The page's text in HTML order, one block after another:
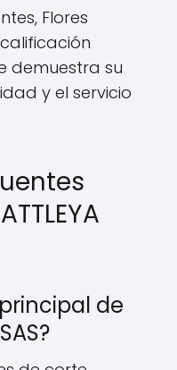
Flores
demuestra su
y el servicio
de